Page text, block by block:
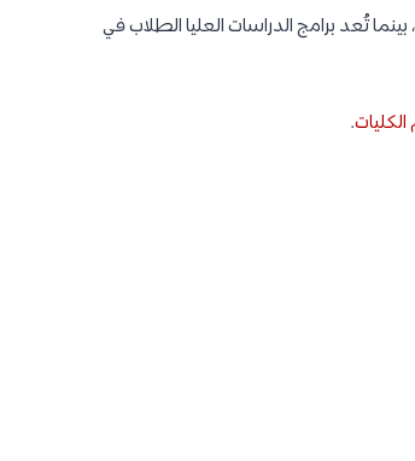
تُعد برامج الدراسات العليا الطلاب في
.